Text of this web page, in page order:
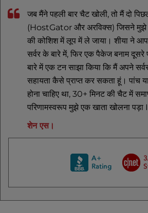
जब मैंने पहली बार चैट खोली, तो मैं दो
(HostGator और अरविक्स) जिसने मुझे
की कोशिश में लूप में ले जाया। शीया ने
सर्वर के बारे में, फिर एक पैकेज बनाम
बारे में एक टन साझा किया कि मैं अपने
सहायता कैसे प्राप्त कर सकता हूं। पांच
होना चाहिए था, 30+ मिनट की चैट में
परिणामस्वरूप मुझे एक खाता खोलना पड़ा
शेन एस।